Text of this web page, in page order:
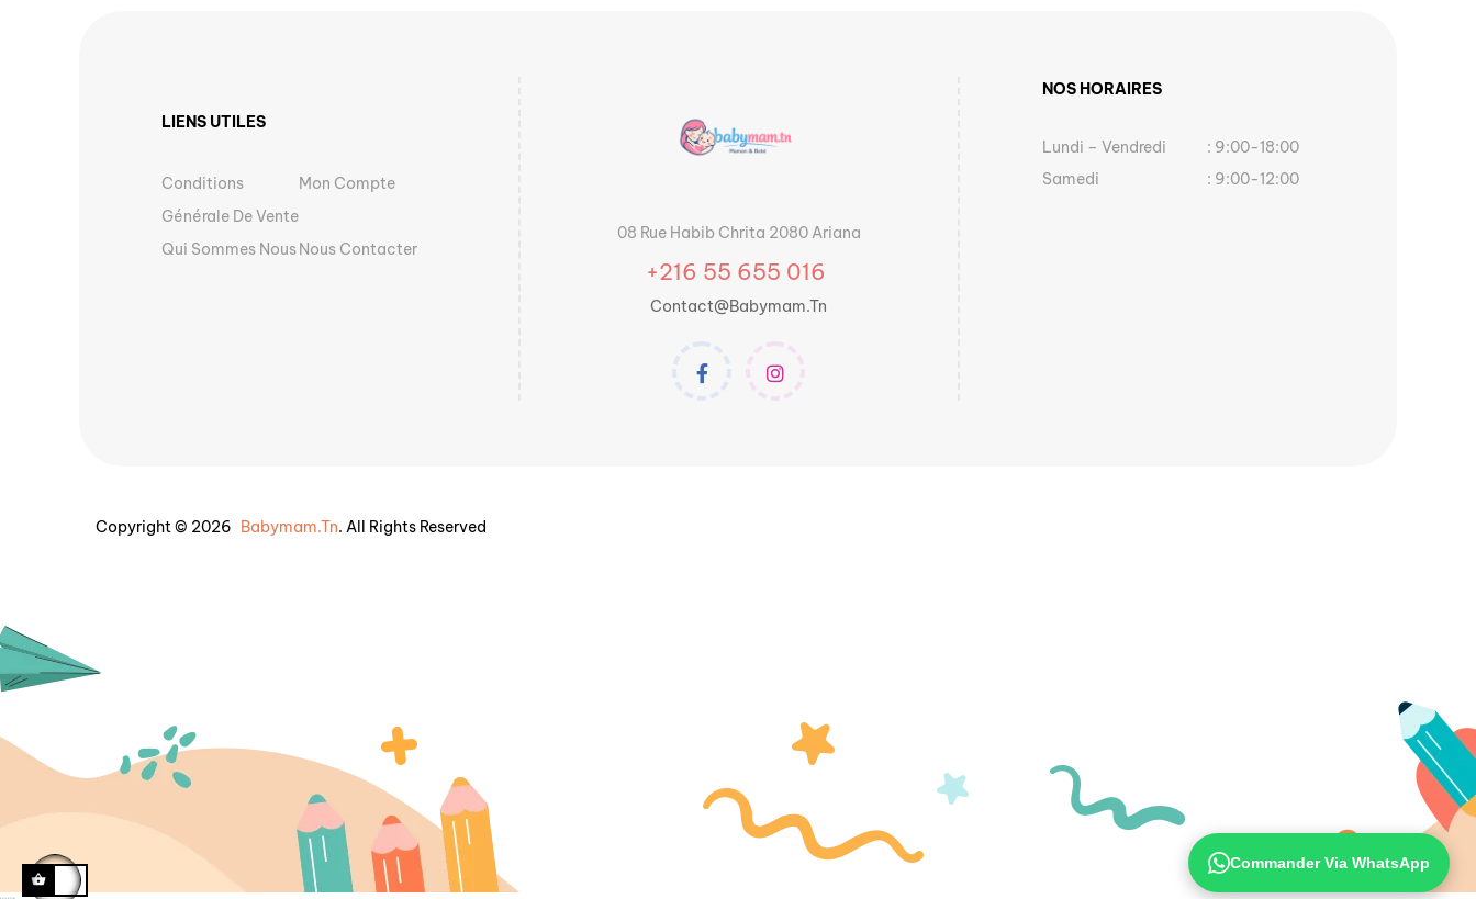
LIENS UTILES
Conditions
Générale De Vente
Mon Compte
Qui Sommes Nous Nous Contacter
08 Rue Habib Chrita 2080 Ariana
+216 55 655 016
Contact@babymam.tn
NOS HORAIRES
Lundi – Vendredi
: 9:00-18:00
Samedi
: 9:00-12:00
Copyright © 2026 Babymam.tn. All Rights Reserved
Commander Via WhatsApp